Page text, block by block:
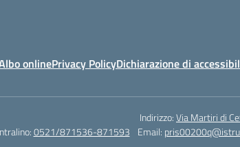
onlinePrivacy PolicyDichiarazione di
Indirizzo:Via Martiri di
0521/871536-871593 Email: